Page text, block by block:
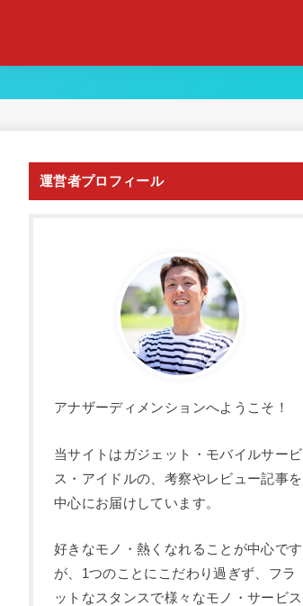
運営者プロフィール
アナザーディメンションへようこそ！
当サイトはガジェット・モバイルサービ
ス・アイドルの、考察やレビュー記事を
中心にお届けしています。
好きなモノ・熱くなれることが中心です
が、1つのことにこだわり過ぎず、フラ
ットなスタンスで様々なモノ・サービス